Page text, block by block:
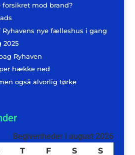
forsikret mod brand?
Ryhavens nye fælleshus i gang
2025
Ryhaven
hække ned
også alvorlig tørke
Begivenheder i august 2026
onsdag
Ttorsdag
Ffredag
Slørdag
Ssøndag